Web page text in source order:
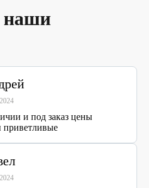
наши
и под заказ цены
приветливые